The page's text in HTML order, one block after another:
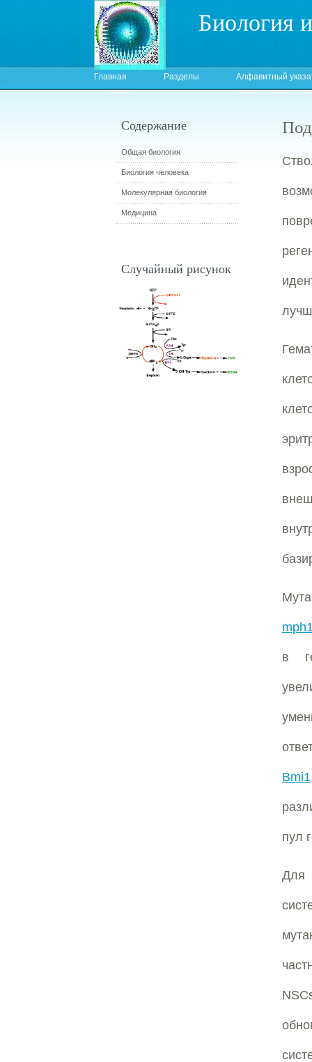
Биология
Главная Разделы Алфавитный
в
Bmi1
пул
Для
Содержание
Общая биология
Биология человека
Молекулярная биология
Медицина
Случайный рисунок